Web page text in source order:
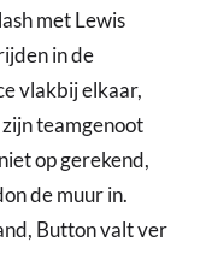
met Lewis
in de
vlakbij elkaar,
teamgenoot
op gerekend,
de muur in.
Button valt ver